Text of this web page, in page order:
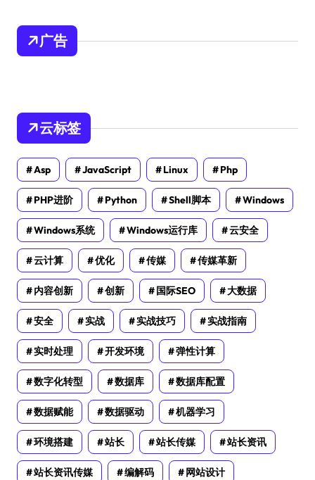
广告
云标签
Asp JavaScript Linux Php
PHP进阶 Python Shell脚本 Windows
Windows系统 Windows运行库 云安全
云计算 优化 传媒 传媒革新
内容创新 创新 国际SEO 大数据
安全 实战 实战技巧 实战指南
实时处理 开发环境 弹性计算
数字化转型 数据库 数据库配置
数据赋能 数据驱动 机器学习
环境搭建 站长 站长传媒 站长资讯
站长资讯传媒 编解码 网站设计